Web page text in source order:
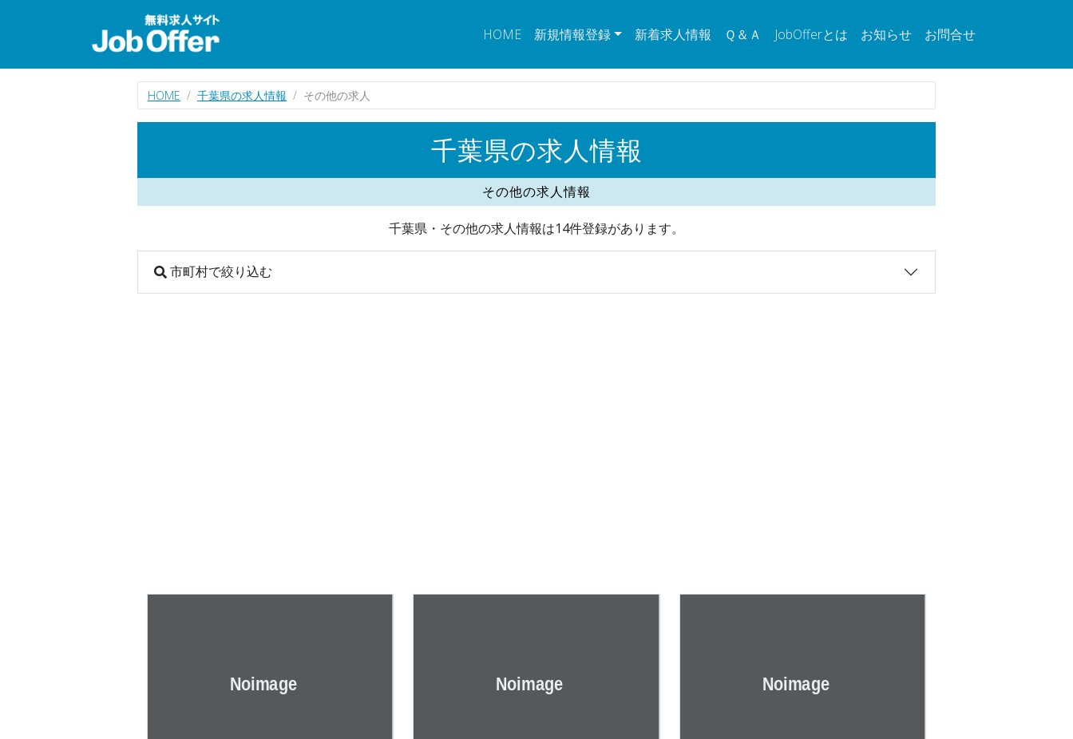
HOME 新規情報登録 新着求人情報 Ｑ＆Ａ JobOfferとは お知らせ お問合せ
HOME 千葉県の求人情報 その他の求人
千葉県の求人情報
その他の求人情報
千葉県・その他の求人情報は14件登録があります。
市町村で絞り込む